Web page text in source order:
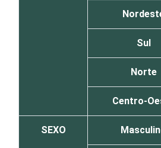
Sul
Norte
Centro-
SEXO